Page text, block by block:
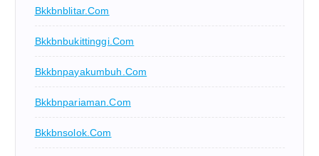
Bkkbnblitar.com
Bkkbnbukittinggi.com
Bkkbnpayakumbuh.com
Bkkbnpariaman.com
Bkkbnsolok.com